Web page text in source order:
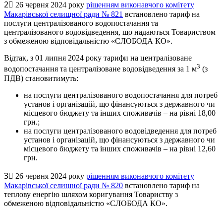
2⃣ 26 червня 2024 року рішенням виконавчого комітету
Макарівської селищної ради № 821 встановлено тариф на
послуги централізованого водопостачання та
централізованого водовідведення, що надаються Товариством
з обмеженою відповідальністю «СЛОБОДА КО».
Відтак, з 01 липня 2024 року тарифи на централізоване
водопостачання та централізоване водовідведення за 1 м3 (з
ПДВ) становитимуть:
на послуги централізованого водопостачання для потреб
установ і організацій, що фінансуються з державного чи
місцевого бюджету та інших споживачів – на рівні 18,00
грн.;
на послуги централізованого водовідведення для потреб
установ і організацій, що фінансуються з державного чи
місцевого бюджету та інших споживачів – на рівні 12,60
грн.
3⃣ 26 червня 2024 року рішенням виконавчого комітету
Макарівської селищної ради № 820 встановлено тариф на
теплову енергію шляхом коригування Товариству з
обмеженою відповідальністю «СЛОБОДА КО».